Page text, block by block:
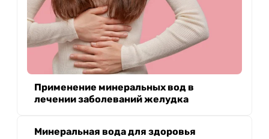
Применение минеральных вод в
лечении заболеваний желудка
Минеральная вода для здоровья